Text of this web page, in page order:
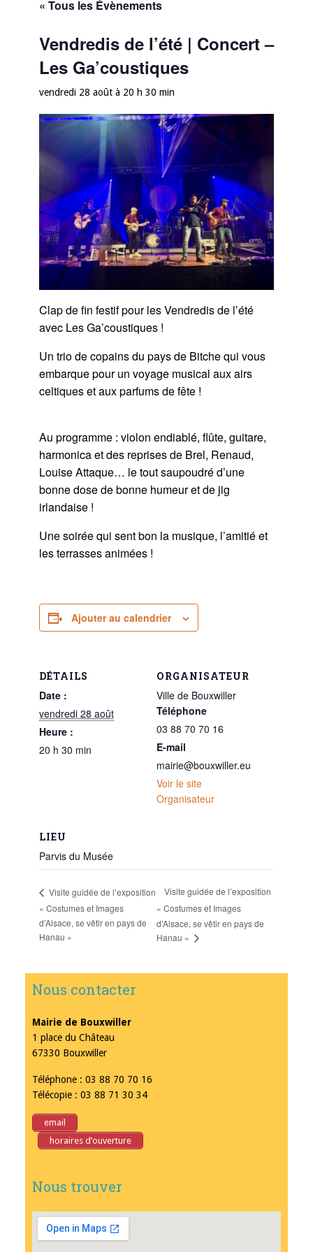
« Tous les Évènements
Vendredis de l’été | Concert –
Les Ga’coustiques
vendredi 28 août à 20 h 30 min
Clap de fin festif pour les Vendredis de l’été
avec Les Ga’coustiques !
Un trio de copains du pays de Bitche qui vous
embarque pour un voyage musical aux airs
celtiques et aux parfums de fête !
Au programme : violon endiablé, flûte, guitare,
harmonica et des reprises de Brel, Renaud,
Louise Attaque… le tout saupoudré d’une
bonne dose de bonne humeur et de jig
irlandaise !
Une soirée qui sent bon la musique, l’amitié et
les terrasses animées !
Ajouter au calendrier
DÉTAILS
Date :
vendredi 28 août
Heure :
20 h 30 min
ORGANISATEUR
Ville de Bouxwiller
Téléphone
03 88 70 70 16
E-mail
mairie@bouxwiller.eu
Voir le site
Organisateur
LIEU
Parvis du Musée
Visite guidée de l’exposition
« Costumes et Images
d’Alsace, se vêtir en pays de
Hanau »
Visite guidée de l’exposition
« Costumes et Images
d’Alsace, se vêtir en pays de
Hanau »
Nous contacter
Mairie de Bouxwiller
1 place du Château
67330 Bouxwiller
Téléphone : 03 88 70 70 16
Télécopie : 03 88 71 30 34
email
horaires d’ouverture
Nous trouver